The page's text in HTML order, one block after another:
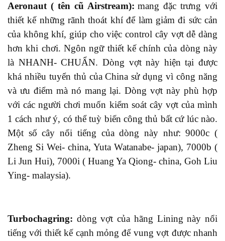
Aeronaut ( tên cũ Airstream): mangđặc trưng với
thiết kế những rãnh thoát khí để làm giảm đi sức cản
của không khí, giúp cho việc control cây vợt dễ dàng
hơnkhi chơi. Ngôn ngữ thiết kếchính của dòng này
là NHANH- CHUẨN. Dòng vợt này hiệntại được
khá nhiều tuyển thủ của China sử dụng vì công năng
và ưu điểm mà nó mang lại. Dòng vợt này phù hợp
vớicác người chơi muốn kiểm soát cây vợt của mình
1 cách như ý, có thể tuỳ biến công thủ bất cứ lúc nào.
Một số cây nổi tiếng của dòng nàynhư: 9000c (
Zheng Si Wei- china, Yuta Watanabe- japan), 7000b (
Li Jun Hui), 7000i ( Huang Ya Qiong- china, Goh Liu
Ying- malaysia).
Turbochagring: dòng vợt của hãng Lining này nổi
tiếng với thiết kế cạnh mỏng để vung vợt được nhanh